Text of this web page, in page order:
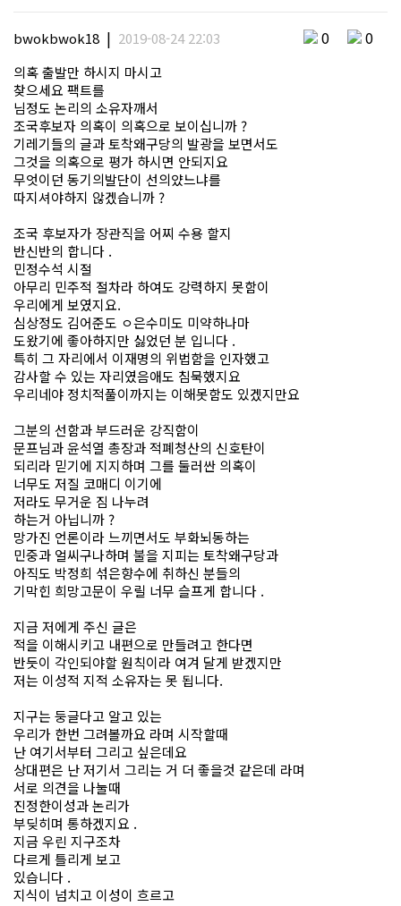
bwokbwok18 | 2019-08-24 22:03 0 0
의혹 출발만 하시지 마시고
찾으세요 팩트를
님정도 논리의 소유자깨서
조국후보자 의혹이 의혹으로 보이십니까 ?
기레기들의 글과 토착왜구당의 발광을 보면서도
그것을 의혹으로 평가 하시면 안되지요
무엇이던 동기의발단이 선의얐느냐를
따지셔야하지 않겠습니까 ?
조국 후보자가 장관직을 어찌 수용 할지
반신반의 합니다 .
민정수석 시절
아무리 민주적 절차라 하여도 강력하지 못함이
우리에게 보였지요.
심상정도 김어준도 ㅇ은수미도 미약하나마
도왔기에 좋아하지만 싫었던 분 입니다 .
특히 그 자리에서 이재명의 위법함을 인자했고
감사할 수 있는 자리였음애도 침묵했지요
우리네야 정치적풀이까지는 이해못함도 있겠지만요
그분의 선함과 부드러운 강직함이
문프님과 윤석열 총장과 적폐청산의 신호탄이
되리라 믿기에 지지하며 그를 둘러싼 의혹이
너무도 저질 코매디 이기에
저라도 무거운 짐 나누려
하는거 아닙니까 ?
망가진 언론이라 느끼면서도 부화뇌동하는
민중과 얼씨구나하며 불을 지피는 토착왜구당과
아직도 박정희 섞은향수에 취하신 분들의
기막힌 희망고문이 우릴 너무 슬프게 합니다 .
지금 저에게 주신 글은
적을 이해시키고 내편으로 만들려고 한다면
반듯이 각인되야할 원칙이라 여겨 달게 받겠지만
저는 이성적 지적 소유자는 못 됩니다.
지구는 둥글다고 알고 있는
우리가 한번 그려볼까요 라며 시작할때
난 여기서부터 그리고 싶은데요
상대편은 난 저기서 그리는 거 더 좋을것 같은데 라며
서로 의견을 나눌때
진정한이성과 논리가
부딪히며 통하겠지요 .
지금 우린 지구조차
다르게 틀리게 보고
있습니다 .
지식이 넘치고 이성이 흐르고